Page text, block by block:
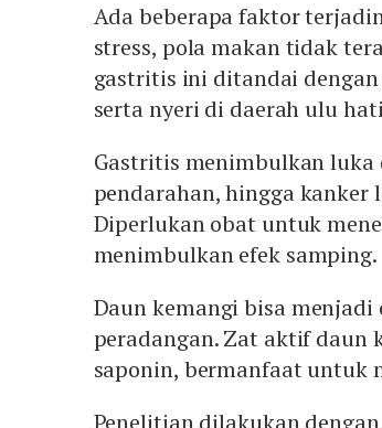
Ada beberapa faktor
stress, pola makan tidak
gastritis ini ditandai
serta nyeri di daerah ulu
Gastritis menimbulkan luka
pendarahan, hingga kanker
Diperlukan obat untuk
menimbulkan efek samping.
Daun kemangi bisa
peradangan. Zat aktif daun
saponin, bermanfaat untuk